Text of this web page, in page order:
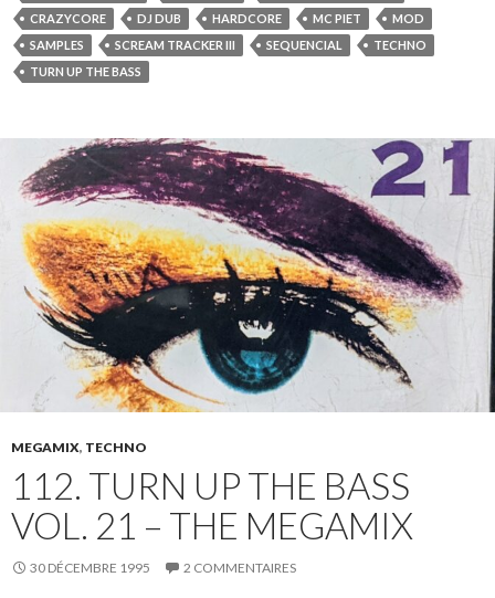
CRAZYCORE
DJ DUB HARDCORE MC PIET
MOD
SAMPLES
SCREAM TRACKER III SEQUENCIAL
TECHNO
TURN UP THE BASS
MEGAMIX, TECHNO
112. TURN UP THE BASS
VOL. 21 – THE MEGAMIX
30 DÉCEMBRE 1995 2 COMMENTAIRES